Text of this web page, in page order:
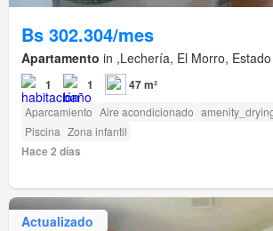
Bs 302.304/mes
Apartamento in ,Lechería, El Morro,
1 1 47 m²
Aparcamiento Aire acondicionado
Piscina Zona infantil
Hace 2 días
Actualizado